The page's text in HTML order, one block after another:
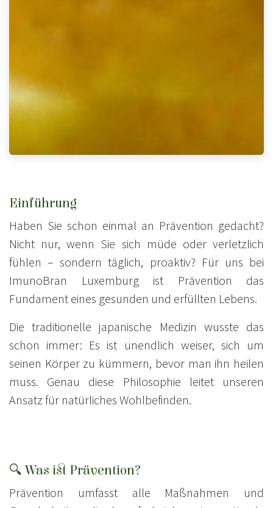
Einführung
Haben Sie schon einmal an Prävention gedacht?
Nicht nur, wenn Sie sich müde oder verletzlich
fühlen – sondern täglich, proaktiv? Für uns bei
ImunoBran Luxemburg ist Prävention das
Fundament eines gesunden und erfüllten Lebens.
Die traditionelle japanische Medizin wusste das
schon immer: Es ist unendlich weiser, sich um
seinen Körper zu kümmern, bevor man ihn heilen
muss. Genau diese Philosophie leitet unseren
Ansatz für natürliches Wohlbefinden.
🔍 Was ist Prävention?
Prävention umfasst alle Maßnahmen und